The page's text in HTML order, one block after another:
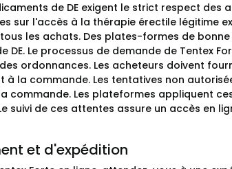
de DE exigent le strict respect
sur l'accès à la thérapie érectile légitime
les achats. Des plates-formes de
DE. Le processus de demande de Tentex
ordonnances. Les acheteurs doivent
la commande. Les tentatives non
commande. Les plateformes appliquent
suivi de ces attentes assure un accès en
et d'expédition